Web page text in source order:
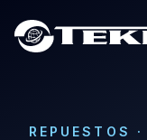
REPUESTOS ·